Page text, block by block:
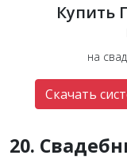
Купить
на
Скачать
20.